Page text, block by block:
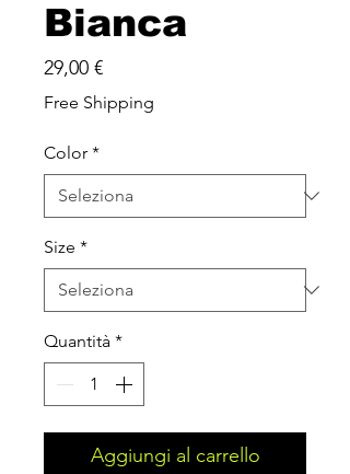
Bianca
29,00 €Prezzo
Free Shipping
Color *
Size *
Quantità *
Aggiungi al carrello